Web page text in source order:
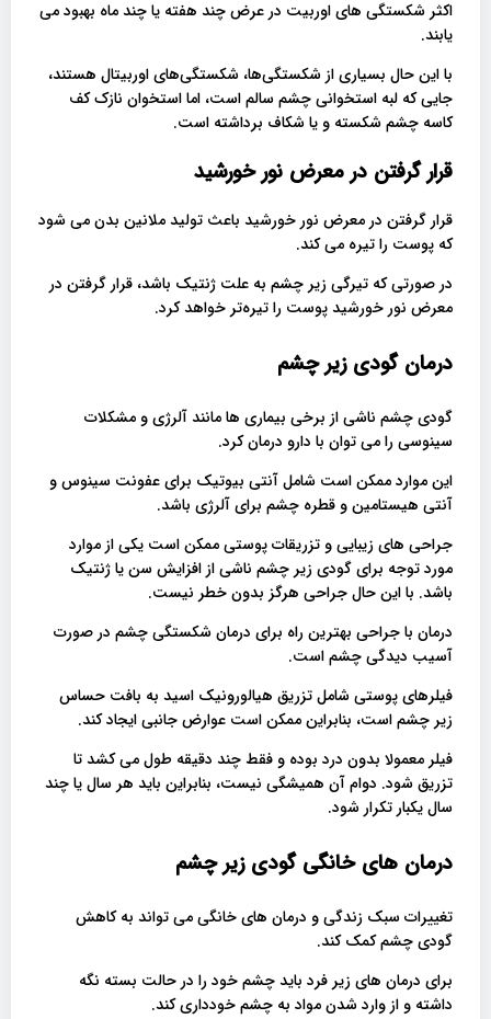
اکثر شکستگی های اوربیت در عرض چند هفته یا چند ماه بهبود می
یابند.
با این حال بسیاری از شکستگی‌ها، شکستگی‌های اوربیتال هستند،
جایی که لبه استخوانی چشم سالم است، اما استخوان نازک کف
کاسه چشم شکسته و یا شکاف برداشته است.
قرار گرفتن در معرض نور خورشید
قرار گرفتن در معرض نور خورشید باعث تولید ملانین بدن می شود
که پوست را تیره می کند.
در صورتی که تیرگی زیر چشم به علت ژنتیک باشد، قرار گرفتن در
معرض نور خورشید پوست را تیره‌تر خواهد کرد.
درمان گودی زیر چشم
گودی چشم ناشی از برخی بیماری ها مانند آلرژی و مشکلات
سینوسی را می توان با دارو درمان کرد.
این موارد ممکن است شامل آنتی بیوتیک برای عفونت سینوس و
آنتی هیستامین و قطره چشم برای آلرژی باشد.
جراحی های زیبایی و تزریقات پوستی ممکن است یکی از موارد
مورد توجه برای گودی زیر چشم ناشی از افزایش سن یا ژنتیک
باشد. با این حال جراحی هرگز بدون خطر نیست.
درمان با جراحی بهترین راه برای درمان شکستگی چشم در صورت
آسیب دیدگی چشم است.
فیلرهای پوستی شامل تزریق هیالورونیک اسید به بافت حساس
زیر چشم است، بنابراین ممکن است عوارض جانبی ایجاد کند.
فیلر معمولا بدون درد بوده و فقط چند دقیقه طول می کشد تا
تزریق شود. دوام آن همیشگی نیست، بنابراین باید هر سال یا چند
سال یکبار تکرار شود.
درمان های خانگی گودی زیر چشم
تغییرات سبک زندگی و درمان های خانگی می تواند به کاهش
گودی چشم کمک کند.
برای درمان های زیر فرد باید چشم خود را در حالت بسته نگه
داشته و از وارد شدن مواد به چشم خودداری کند.